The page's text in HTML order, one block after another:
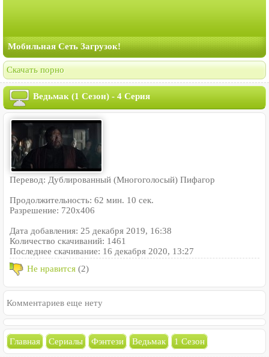
Мобильная Сеть Загрузок!
Скачать порно
Ведьмак (1 Сезон) - 4 Серия
Перевод: Дублированный (Многоголосый) Пифагор
Продолжительность: 62 мин. 10 сек.
Разрешение: 720x406
Дата добавления: 25 декабря 2019, 16:38
Количество скачиваний: 1461
Последнее скачивание: 16 декабря 2020, 13:27
Не нравится (2)
Комментариев еще нету
Главная Сериалы Фэнтези Ведьмак 1 Сезон